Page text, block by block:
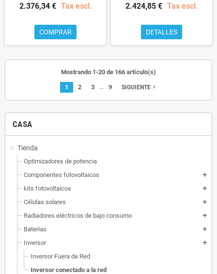
CASA
Tienda
Optimizadores de potencia
Componentes fotovoltaicos
add
kits fotovoltaicos add
Células solares add
Radiadores eléctricos de bajo consumo add
Baterías add
Inversor add
Inversor Fuera de Red
Inversor conectado a la red
2.376,34 € Tax escl.
COMPRAR
2.424,85 € Tax escl.
DETALLES
Mostrando 1-20 de 166 artículo(s)
1 2 3 … 9 SIGUIENTEnavigate_next